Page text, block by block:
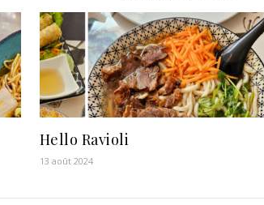
Hello Ravioli
13 août 2024